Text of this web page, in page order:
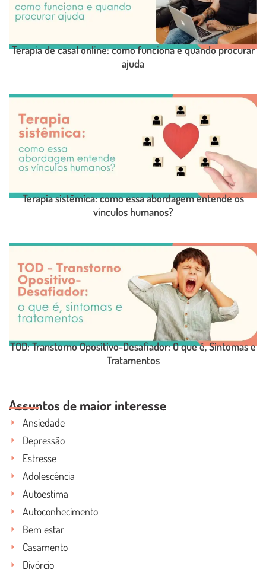
LEIA O POST COMPLETO
Terapia de casal online: como funciona e quando procurar
ajuda
LEIA O POST COMPLETO
Terapia sistêmica: como essa abordagem entende os
vínculos humanos?
TOD: Transtorno Opositivo-Desafiador: O que é, Sintomas e
Tratamentos
Assuntos de maior interesse
Ansiedade
Depressão
Estresse
Adolescência
Autoestima
Autoconhecimento
Bem estar
Casamento
Divórcio